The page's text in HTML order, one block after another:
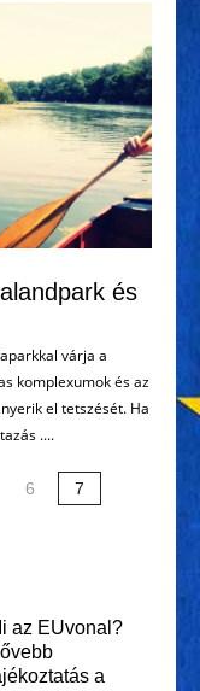
és
várja a
komplexumok és az
el tetszését. Ha
....
6 7
az EUvonal?
a